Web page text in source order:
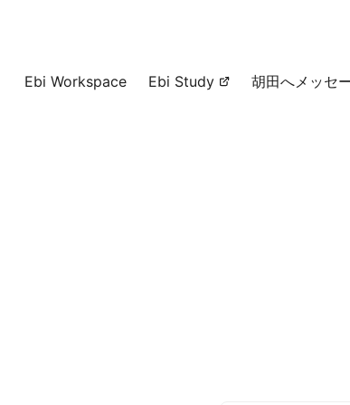
Ebi Workspace Ebi Study 胡田へメッセ